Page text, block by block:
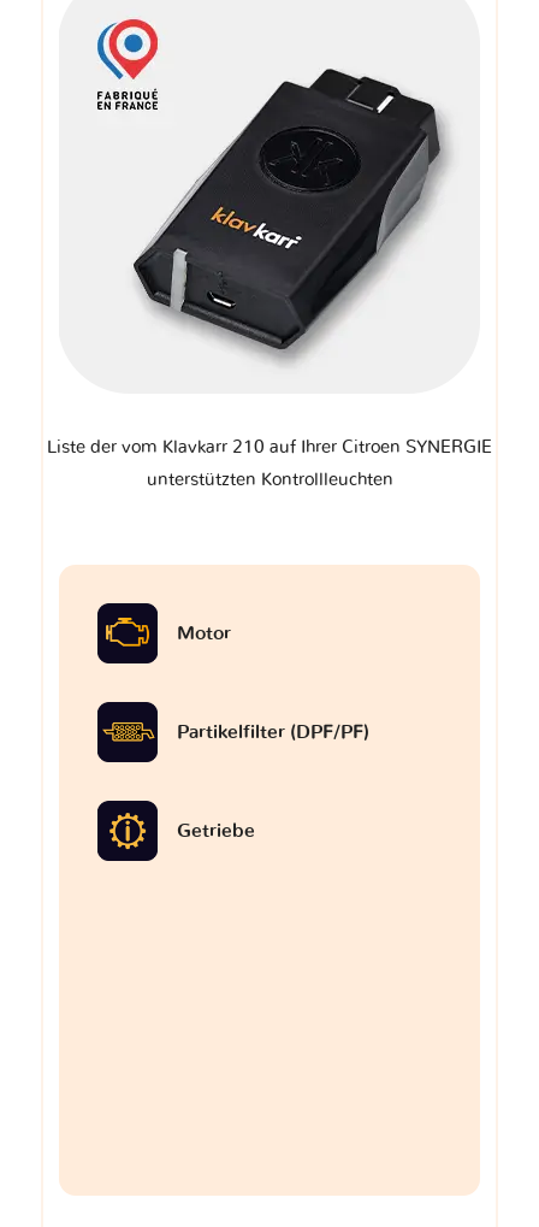
Liste der vom Klavkarr 210 auf Ihrer Citroen SYNERGIE
unterstützten Kontrollleuchten
Motor
Partikelfilter (DPF/PF)
Getriebe